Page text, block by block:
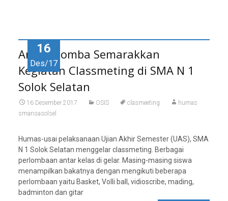
16
Des/17
Aneka Lomba Semarakkan
Kegiatan Classmeting di SMA N 1
Solok Selatan
16 Desember 2017 OSIS clasmeeting
humas
smansasolsel
Humas-usai pelaksanaan Ujian Akhir Semester (UAS), SMA
N 1 Solok Selatan menggelar classmeting. Berbagai
perlombaan antar kelas di gelar. Masing-masing siswa
menampilkan bakatnya dengan mengikuti beberapa
perlombaan yaitu Basket, Volli ball, vidioscribe, mading,
badminton dan gitar